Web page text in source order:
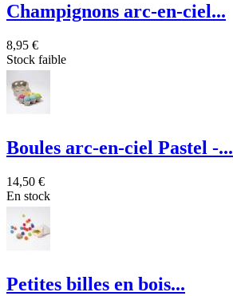
Champignons arc-en-ciel...
8,95 €
Stock faible
Boules arc-en-ciel Pastel -...
14,50 €
En stock
Petites billes en bois...